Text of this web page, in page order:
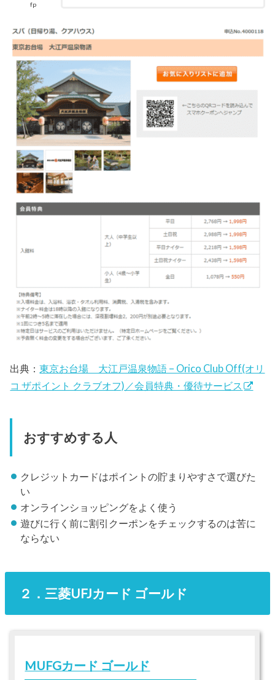
fp
出典：東京お台場 大江戸温泉物語 – Orico Club Off(オリ
コ ザポイント クラブオフ)／会員特典・優待サービス
おすすめする人
クレジットカードはポイントの貯まりやすさで選びた
い
オンラインショッピングをよく使う
遊びに行く前に割引クーポンをチェックするのは苦に
ならない
２．三菱UFJカード ゴールド
MUFGカード ゴールド